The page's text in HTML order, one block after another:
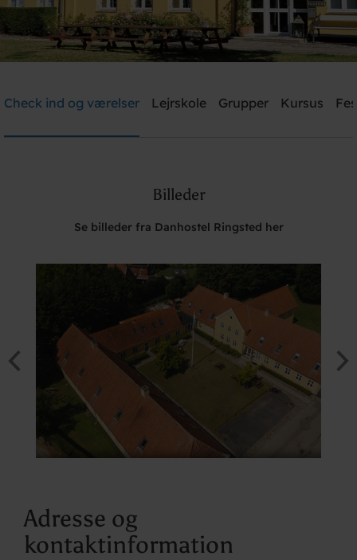
Brug for hjælp? Ring+45 5761 1526
Check ind og værelser Lejrskole Grupper Kursus
Billeder
Se billeder fra Danhostel Ringsted her
Adresse og
kontaktinformation